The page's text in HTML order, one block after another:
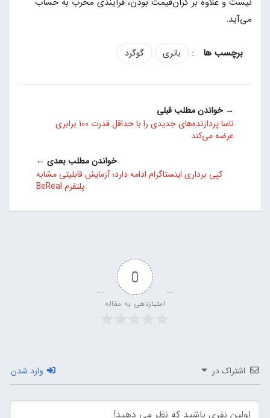
می‌آید.
: باتری گوگرد
→ خواندن مطلب قبلی
ناسا پردازنده‌های جدیدی را با حداقل قدرت 100 برابری
عرضه می‌کند
خواندن مطلب بعدی ←
کپی برداری اینستاگرام ادامه دارد؛ آزمایش قابلیتی مشابه
پلتفرم BeReal
0
امتیازدهی به مقاله
اشتراک در وارد شدن